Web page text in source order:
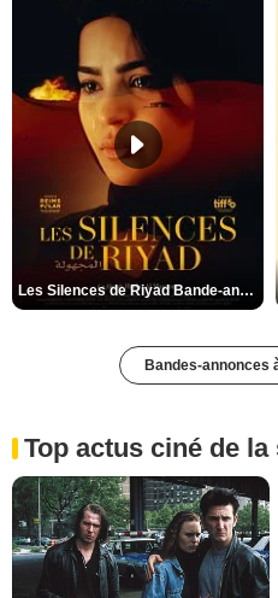
Les Silences de Riyad Bande-annonce VO STFR
Bandes-annonces
Top actus ciné de la